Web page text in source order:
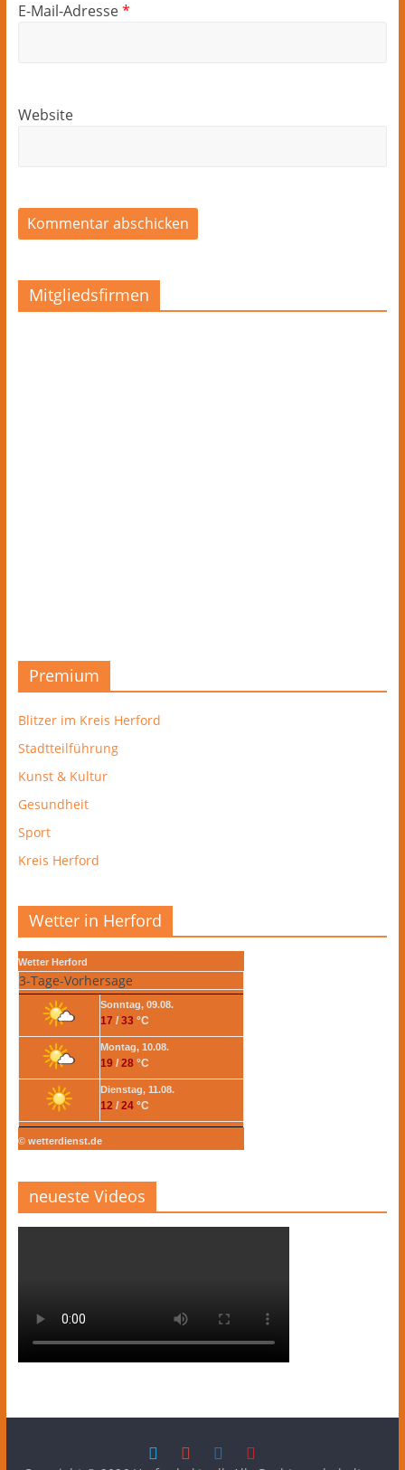
E-Mail-Adresse*
Website
Mitgliedsfirmen
Premium
Blitzer im Kreis Herford
Stadtteilführung
Kunst & Kultur
Gesundheit
Sport
Kreis Herford
Wetter in Herford
Wetter Herford
3-Tage-Vorhersage
Sonntag, 09.08.
17 / 33 °C
Montag, 10.08.
19/ 28°C
Dienstag, 11.08.
12 / 24°C
© wetterdienst.de
neueste Videos